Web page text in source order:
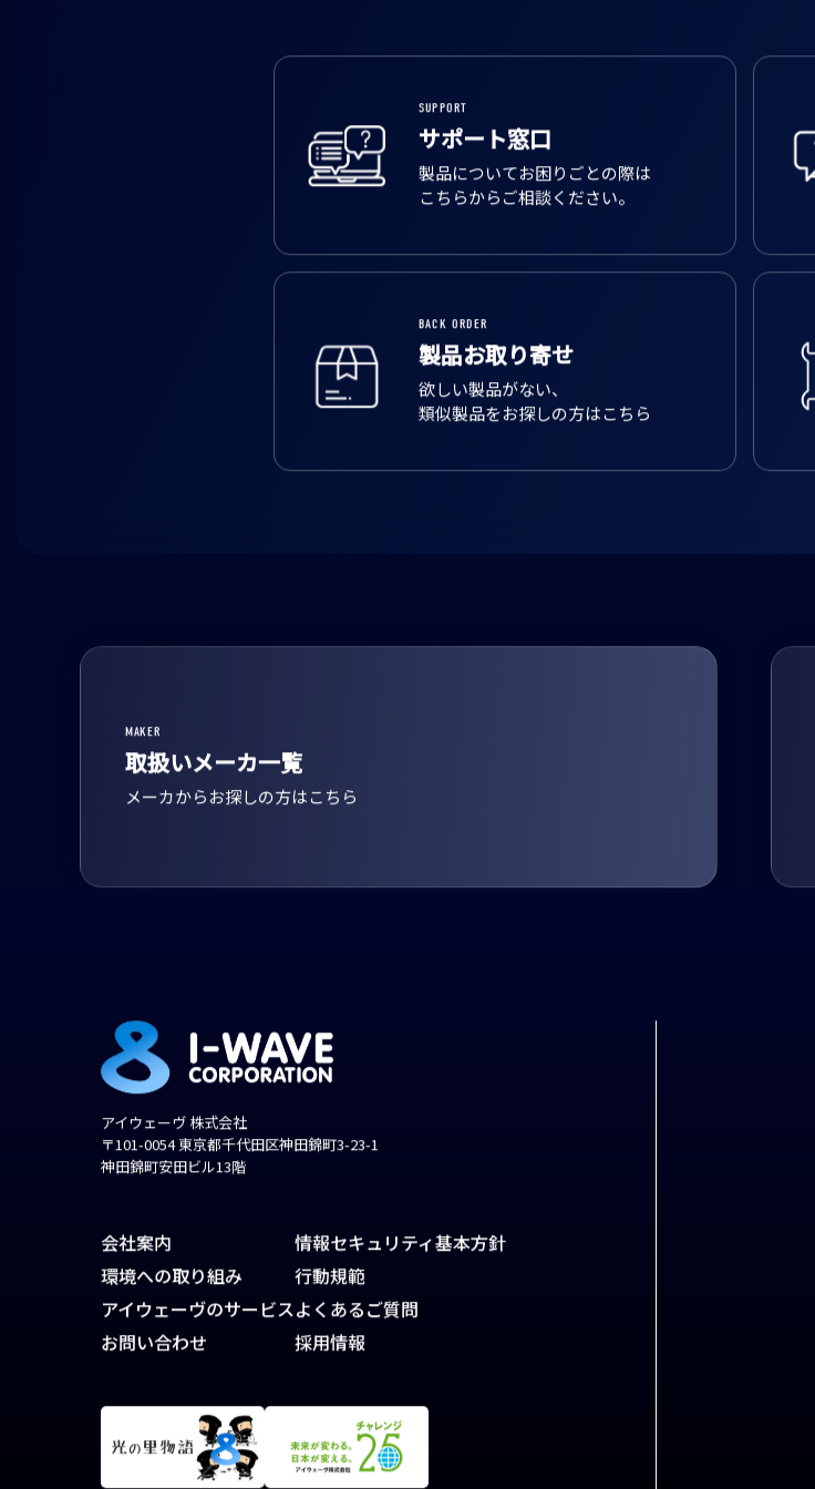
SUPPORT
サポート窓口
製品についてお困りごとの際は
こちらからご相談ください。
BACK ORDER
製品お取り寄せ
欲しい製品がない、
類似製品をお探しの方はこちら
MAKER
取扱いメーカ一覧
メーカからお探しの方はこちら
アイウェーヴ 株式会社
〒101-0054 東京都千代田区神田錦町3-23-1
神田錦町安田ビル13階
会社案内
環境への取り組み
アイウェーヴのサービス
お問い合わせ
情報セキュリティ基本方針
行動規範
よくあるご質問
採用情報